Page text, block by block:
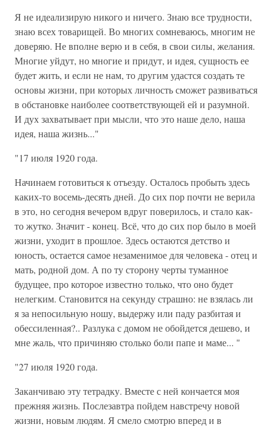
Я не идеализирую никого и ничего. Знаю все трудности,
знаю всех товарищей. Во многих сомневаюсь, многим не
доверяю. Не вполне верю и в себя, в свои силы, желания.
Многие уйдут, но многие и придут, и идея, сущность ее
будет жить, и если не нам, то другим удастся создать те
основы жизни, при которых личность сможет развиваться
в обстановке наиболее соответствующей ей и разумной.
И дух захватывает при мысли, что это наше дело, наша
идея, наша жизнь..."
"17 июля 1920 года.
Начинаем готовиться к отъезду. Осталось пробыть здесь
каких-то восемь-десять дней. До сих пор почти не верила
в это, но сегодня вечером вдруг поверилось, и стало как-
то жутко. Значит - конец. Всё, что до сих пор было в моей
жизни, уходит в прошлое. Здесь остаются детство и
юность, остается самое незаменимое для человека - отец и
мать, родной дом. А по ту сторону черты туманное
будущее, про которое известно только, что оно будет
нелегким. Становится на секунду страшно: не взялась ли
я за непосильную ношу, выдержу или паду разбитая и
обессиленная?.. Разлука с домом не обойдется дешево, и
мне жаль, что причиняю столько боли папе и маме... "
"27 июля 1920 года.
Заканчиваю эту тетрадку. Вместе с ней кончается моя
прежняя жизнь. Послезавтра пойдем навстречу новой
жизни, новым людям. Я смело смотрю вперед и в